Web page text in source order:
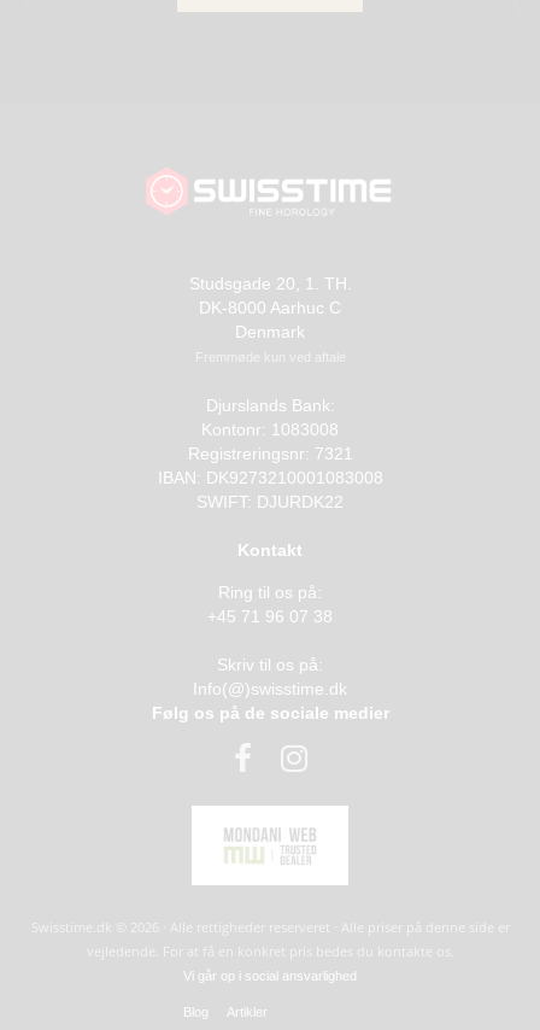
Studsgade 20, 1. TH.
DK-8000 Aarhuc C
Denmark
Fremmøde kun ved aftale
Djurslands Bank:
Kontonr: 1083008
Registreringsnr: 7321
IBAN: DK9273210001083008
SWIFT: DJURDK22
Kontakt
Ring til os på:
+45 71 96 07 38
Skriv til os på:
Info(@)swisstime.dk
Følg os på de sociale medier
Swisstime.dk © 2026 · Alle rettigheder reserveret · Alle priser på denne side er
vejledende. For at få en konkret pris bedes du kontakte os.
Vi går op i social ansvarlighed
Blog Artikler